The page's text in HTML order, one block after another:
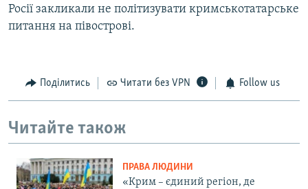
Росії закликали не політизувати кримськотатарське
питання на півострові.
Поділитись Читати без VPN Follow us
Читайте також
ПРАВА ЛЮДИНИ
«Крим – єдиний регіон, де